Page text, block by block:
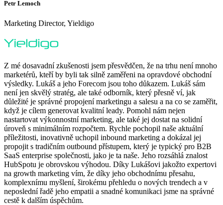
Petr Lemoch
Marketing Director, Yieldigo
Z mé dosavadní zkušenosti jsem přesvědčen, že na trhu není mnoho
marketérů, kteří by byli tak silně zaměřeni na opravdové obchodní
výsledky. Lukáš a jeho Forecom jsou toho důkazem. Lukáš sám
není jen skvělý stratég, ale také odborník, který přesně ví, jak
důležité je správné propojení marketingu a salesu a na co se zaměřit,
když je cílem generovat kvalitní leady. Pomohl nám nejen
nastartovat výkonnostní marketing, ale také jej dostat na solidní
úroveň s minimálním rozpočtem. Rychle pochopil naše aktuální
příležitosti, inovativně uchopil inbound marketing a dokázal jej
propojit s tradičním outbound přístupem, který je typický pro B2B
SaaS enterprise společnosti, jako je ta naše. Jeho rozsáhlá znalost
HubSpotu je obrovskou výhodou. Díky Lukášovi jakožto expertovi
na growth marketing vím, že díky jeho obchodnímu přesahu,
komplexnímu myšlení, širokému přehledu o nových trendech a v
neposlední řadě jeho empatii a snadné komunikaci jsme na správné
cestě k dalším úspěchům.